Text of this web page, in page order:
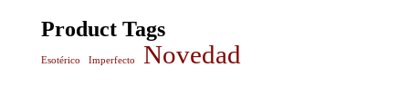
Product Tags
Esotérico Imperfecto Novedad